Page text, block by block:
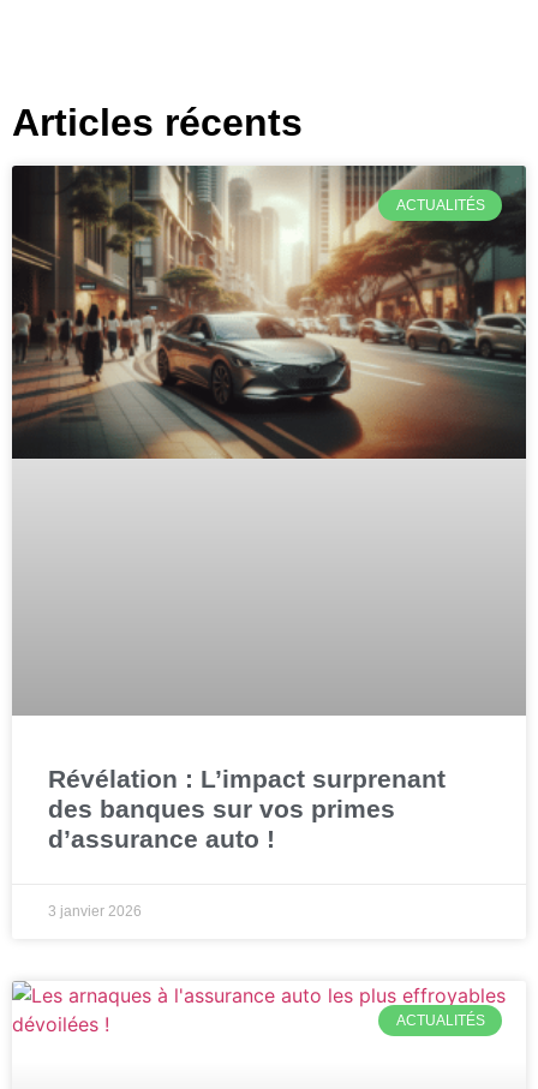
Articles récents
ACTUALITÉS
Révélation : L’impact surprenant
des banques sur vos primes
d’assurance auto !
3 janvier 2026
ACTUALITÉS